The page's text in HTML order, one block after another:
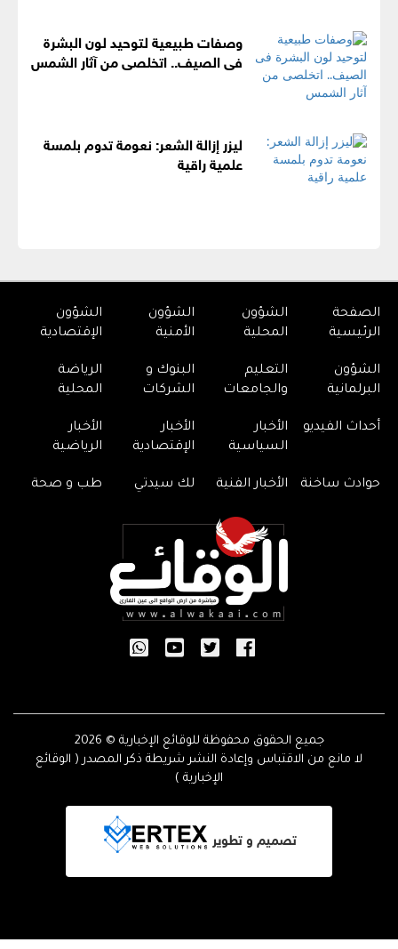
وصفات طبيعية لتوحيد لون البشرة
فى الصيف.. اتخلصى من آثار الشمس
ليزر إزالة الشعر: نعومة تدوم بلمسة
علمية راقية
الصفحة
الرئيسية
الشؤون
المحلية
الشؤون
الأمنية
الشؤون
الإقتصادية
الشؤون
البرلمانية
التعليم
والجامعات
البنوك و
الشركات
الرياضة
المحلية
أحداث الفيديو
الأخبار
السياسية
الأخبار
الإقتصادية
الأخبار
الرياضية
حوادث ساخنة الأخبار الفنية لك سيدتي طب و صحة
جميع الحقوق محفوظة للوقائع الإخبارية © 2026
لا مانع من الاقتباس وإعادة النشر شريطة ذكر المصدر ( الوقائع
الإخبارية )
تصميم و تطوير